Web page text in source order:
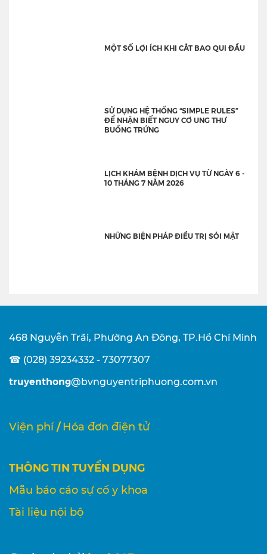
MỘT SỐ LỢI ÍCH KHI CẮT BAO QUI ĐẦU
SỬ DỤNG HỆ THỐNG “SIMPLE RULES”
ĐỂ NHẬN BIẾT NGUY CƠ UNG THƯ
BUỒNG TRỨNG
LỊCH KHÁM BỆNH DỊCH VỤ TỪ NGÀY 6 -
10 THÁNG 7 NĂM 2026
NHỮNG BIỆN PHÁP ĐIỀU TRỊ SỎI MẬT
468 Nguyễn Trãi, Phường An Đông, TP.Hồ Chí Minh
☎ (028) 39234332 - 73077307
truyenthong@bvnguyentriphuong.com.vn
Viện phí / Hóa đơn điện tử
THÔNG TIN TUYỂN DỤNG
Mẫu báo cáo sự cố y khoa
Tài liệu nội bộ